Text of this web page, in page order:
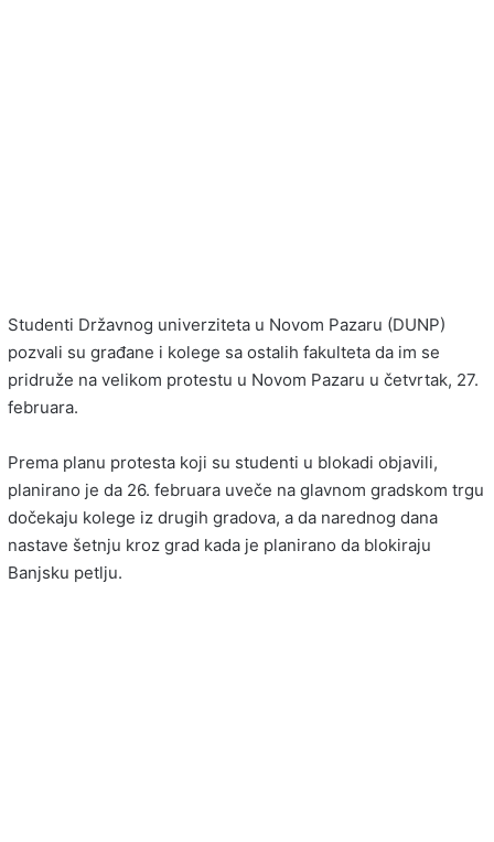
Studenti Državnog univerziteta u Novom Pazaru (DUNP)
pozvali su građane i kolege sa ostalih fakulteta da im se
pridruže na velikom protestu u Novom Pazaru u četvrtak, 27.
februara.
Prema planu protesta koji su studenti u blokadi objavili,
planirano je da 26. februara uveče na glavnom gradskom trgu
dočekaju kolege iz drugih gradova, a da narednog dana
nastave šetnju kroz grad kada je planirano da blokiraju
Banjsku petlju.